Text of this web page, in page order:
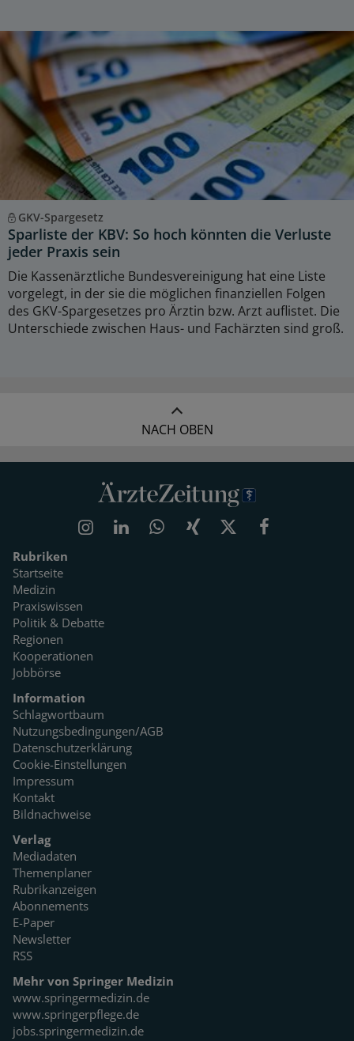
GKV-Spargesetz
Sparliste der KBV: So hoch könnten die Verluste
jeder Praxis sein
Die Kassenärztliche Bundesvereinigung hat eine Liste
vorgelegt, in der sie die möglichen finanziellen Folgen
des GKV-Spargesetzes pro Ärztin bzw. Arzt auflistet. Die
Unterschiede zwischen Haus- und Fachärzten sind groß.
NACH OBEN
Rubriken
Startseite
Medizin
Praxiswissen
Politik & Debatte
Regionen
Kooperationen
Jobbörse
Information
Schlagwortbaum
Nutzungsbedingungen/AGB
Datenschutzerklärung
Cookie-Einstellungen
Impressum
Kontakt
Bildnachweise
Verlag
Mediadaten
Themenplaner
Rubrikanzeigen
Abonnements
E-Paper
Newsletter
RSS
Mehr von Springer Medizin
www.springermedizin.de
www.springerpflege.de
jobs.springermedizin.de